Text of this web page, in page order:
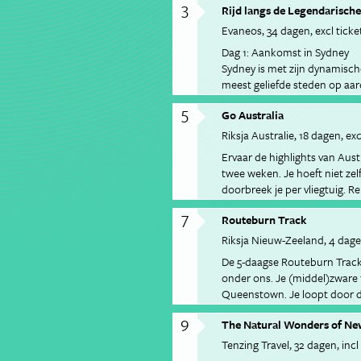
geisers en vulkanen naar
één excursie voor je
boot vaar je naar de groene
3
Rijd langs de
Evaneos 34 dagen excl
Dag 1: Aankomst in Sydney
Sydney is met zijn
meest geliefde steden op
stranden en parken, bezoek
levendige marktjes en
Sydney, welk seizoen het
chauffeur opgehaald op de
accommodatie in de stad
geheel aan u!
Plaats: Sydney
Accommodatie Arts Hotel
©
Dag 2: Ontdek Sydney
Ontdek de hoogtepunten
Botanische Tuinen, China
ontstaan) en uiteraard de
Vanuit uw hotel wandelt u
bezienswaardigheden.
Darling Harbour of neem de
5
Go Australia
Riksja Australie 18 dagen
Ervaar de highlights van
twee weken. Je hoeft niet
doorbreek je per vliegtuig.
Outback en het tropische
sterren aan de voet van
Aboriginals bij Ubirr Rock in
zelf steden als
Blue Mountains en Kings
en sluit je reis af op het
het Great Barrier Reef.
7
Routeburn Track
Riksja Nieuw-Zeeland 4
De 5-daagse Routeburn
onder ons. Je
Queenstown. Je loopt door
uitzichten op besneeuwde
paadjes, bergmeren en je
loopt. Onderweg draag je je
9
The Natural Wonders of
Tenzing Travel 32 dagen